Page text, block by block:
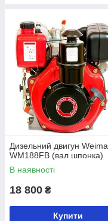
Дизельний двигун Weima
WM188FB (вал шпонка)
В наявності
18 800 ₴
Купити